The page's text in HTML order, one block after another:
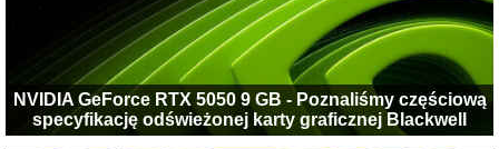
NVIDIA GeForce RTX 5050 9 GB - Poznaliśmy częściową
specyfikację odświeżonej karty graficznej Blackwell